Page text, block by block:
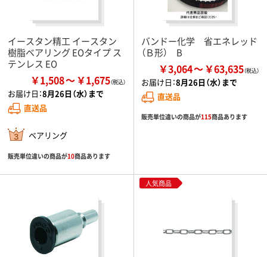
イースタン精工 イースタン
樹脂ベアリング EOタイプ ス
テンレス EO
￥1,508 ￥1,675
お届け日：8月26日（水）まで
直送品
ベアリング
販売単位違いの商品が10商品あります
バンドー化学 省エネレッド
（Ｂ形） B
￥3,064 ￥63,635
お届け日：8月26日（水）まで
直送品
販売単位違いの商品が115商品あります
人気商品